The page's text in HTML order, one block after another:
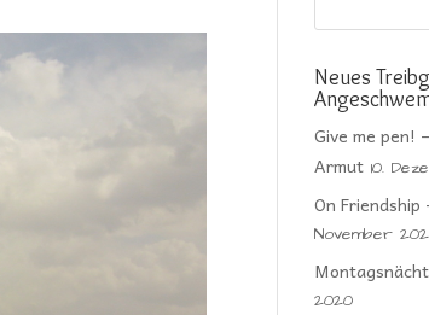
Neues
Give me pen!
Armut 10.
On Friendship
November
2020